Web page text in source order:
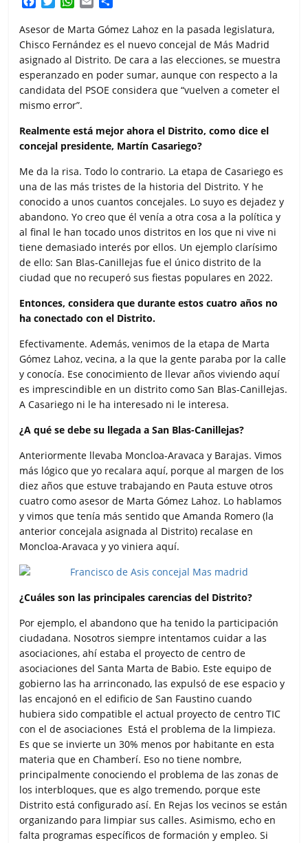
c
e
b
o
o
k
i
t
t
e
r
a
t
s
A
p
p
a
i
l
m
p
a
r
t
i
Asesor de Marta Gómez Lahoz en la pasada legislatura,
Chisco Fernández es el nuevo concejal de Más Madrid
asignado al Distrito. De cara a las elecciones, se muestra
esperanzado en poder sumar, aunque con respecto a la
candidata del PSOE considera que “vuelven a cometer el
mismo error”.
Realmente está mejor ahora el Distrito, como dice el
concejal presidente, Martín Casariego?
Me da la risa. Todo lo contrario. La etapa de Casariego es
una de las más tristes de la historia del Distrito. Y he
conocido a unos cuantos concejales. Lo suyo es dejadez y
abandono. Yo creo que él venía a otra cosa a la política y
al final le han tocado unos distritos en los que ni vive ni
tiene demasiado interés por ellos. Un ejemplo clarísimo
de ello: San Blas-Canillejas fue el único distrito de la
ciudad que no recuperó sus fiestas populares en 2022.
Entonces, considera que durante estos cuatro años no
ha conectado con el Distrito.
Efectivamente. Además, venimos de la etapa de Marta
Gómez Lahoz, vecina, a la que la gente paraba por la calle
y conocía. Ese conocimiento de llevar años viviendo aquí
es imprescindible en un distrito como San Blas-Canillejas.
A Casariego ni le ha interesado ni le interesa.
¿A qué se debe su llegada a San Blas-Canillejas?
Anteriormente llevaba Moncloa-Aravaca y Barajas. Vimos
más lógico que yo recalara aquí, porque al margen de los
diez años que estuve trabajando en Pauta estuve otros
cuatro como asesor de Marta Gómez Lahoz. Lo hablamos
y vimos que tenía más sentido que Amanda Romero (la
anterior concejala asignada al Distrito) recalase en
Moncloa-Aravaca y yo viniera aquí.
¿Cuáles son las principales carencias del Distrito?
Por ejemplo, el abandono que ha tenido la participación
ciudadana. Nosotros siempre intentamos cuidar a las
asociaciones, ahí estaba el proyecto de centro de
asociaciones del Santa Marta de Babio. Este equipo de
gobierno las ha arrinconado, las expulsó de ese espacio y
las encajonó en el edificio de San Faustino cuando
hubiera sido compatible el actual proyecto de centro TIC
con el de asociaciones Está el problema de la limpieza.
Es que se invierte un 30% menos por habitante en esta
materia que en Chamberí. Eso no tiene nombre,
principalmente conociendo el problema de las zonas de
los interbloques, que es algo tremendo, porque este
Distrito está configurado así. En Rejas los vecinos se están
organizando para limpiar sus calles. Asimismo, echo en
falta programas específicos de formación y empleo. Si